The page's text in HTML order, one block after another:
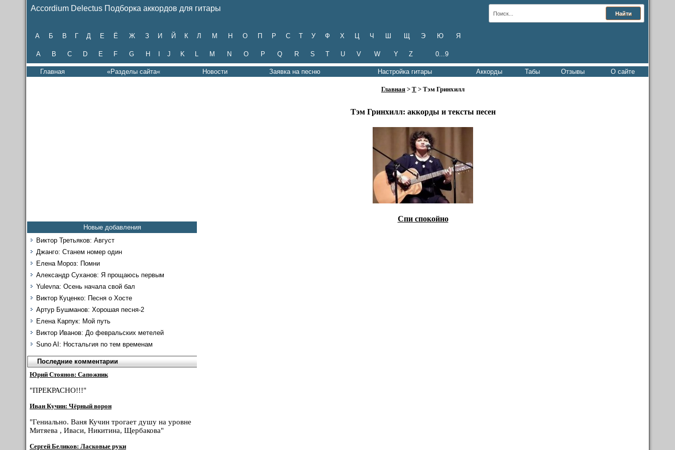
Accordium Delectus Подборка аккордов для гитары
А Б В Г Д Е Ё Ж З И Й К Л М Н О П Р С Т У Ф Х Ц Ч Ш Щ Э Ю Я
A B C D E F G H J K L M N O P Q R S T U V W Y Z 0...9
Главная «Разделы сайта« Новости Заявка на песню Настройка гитары Аккорды Табы Отзывы О сайте
Новые добавления
Виктор Третьяков: Август
Джанго: Станем номер один
Елена Мороз: Помни
Александр Суханов: Я прощаюсь первым
Yulevna: Осень начала свой бал
Виктор Куценко: Песня о Хосте
Артур Бушманов: Хорошая песня-2
Елена Карпук: Мой путь
Виктор Иванов: До февральских метелей
Suno AI: Ностальгия по тем временам
Последние комментарии
Юрий Стоянов: Сапожник
"ПРЕКРАСНО!!!"
Иван Кучин: Чёрный ворон
"Гениально. Ваня Кучин трогает душу на уровне
Митяева , Иваси, Никитина, Щербакова"
Сергей Беликов: Ласковые руки
Главная > Т > Тэм Гринхилл
Тэм Гринхилл: аккорды и тексты песен
Спи спокойно